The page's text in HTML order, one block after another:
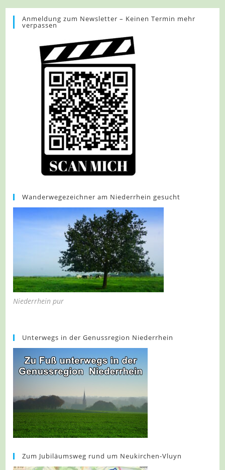
–
Flachwasserzone
Und
Anmeldung zum Newsletter – Keinen Termin mehr
verpassen
Wanderwegezeichner am Niederrhein gesucht
Niederrhein pur
Unterwegs in der Genussregion Niederrhein
Zum Jubiläumsweg rund um Neukirchen-Vluyn